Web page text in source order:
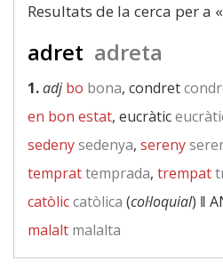
Resultats de la cerca per a «
adret adreta
1.adj bo bona, condret
en bon estat, eucràtic
sedenysedenya, sereny
temprattemprada, trempat
catòliccatòlica (col·loquial) ‖
malalt malalta